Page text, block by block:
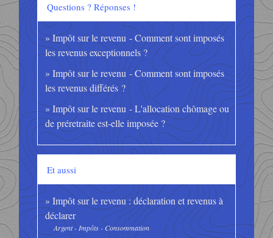
Questions ? Réponses !
Impôt sur le revenu - Comment sont imposés
les revenus exceptionnels ?
Impôt sur le revenu - Comment sont imposés
les revenus différés ?
Impôt sur le revenu - L'allocation chômage ou
de préretraite est-elle imposée ?
Et aussi
Impôt sur le revenu : déclaration et revenus à
déclarer
Argent - Impôts - Consommation